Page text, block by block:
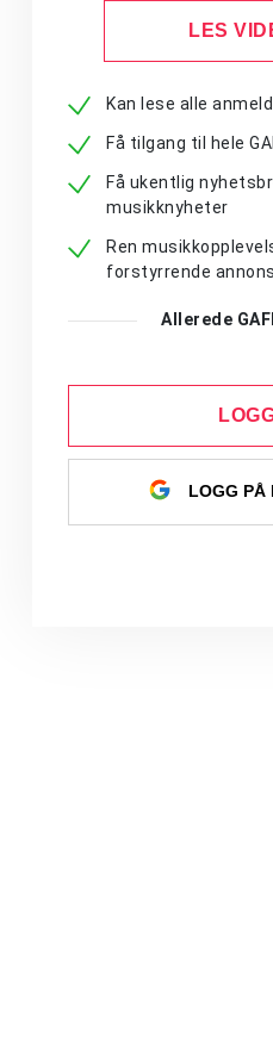
LES
Kan lese alle
Få tilgang til hele
Få ukentlig
musikknyheter
Ren
forstyrrende
Allerede
LOGG PÅ